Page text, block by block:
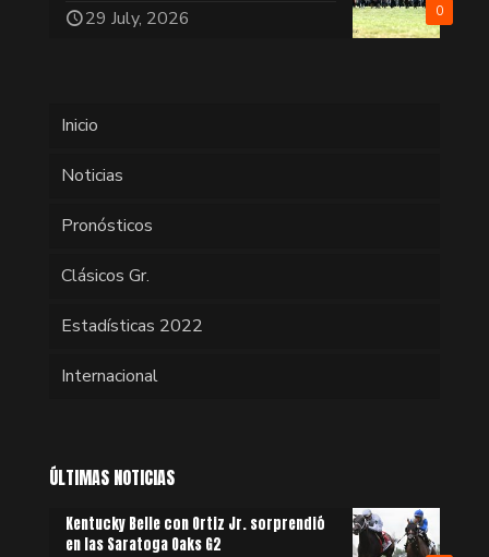
0
29 July, 2026
Inicio
Noticias
Pronósticos
Clásicos Gr.
Estadísticas 2022
Internacional
ÚLTIMAS NOTICIAS
Kentucky Belle con Ortiz Jr. sorprendió
en las Saratoga Oaks G2